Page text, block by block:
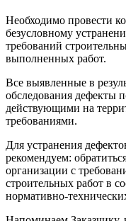
Необходимо провести
безусловному
требований
выполненных работ.
Все выявленные в
обследования дефекты
действующими на
требованиями.
Для устранения
рекомендуем:
организации с
строительных работ в
нормативно-